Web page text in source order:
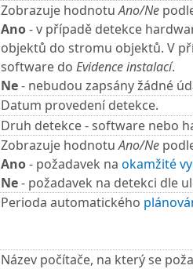
Zobrazuje hodnotuAno/Ne
Ano- v případě detekce
objektů do stromu objektů. V
software do Evidence instalací.
Ne- nebudou zapsány žádné
Datum provedení detekce.
Druh detekce - software nebo
Zobrazuje hodnotuAno/Ne
Ano- požadavek na okamžité
Ne- požadavek na detekci dle
Perioda automatického
Název počítače, na který se